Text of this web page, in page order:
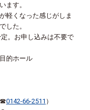
ます。
軽くなった感じがしま
した。
。お申し込みは不要で
的ホール
☎0142-66-2511 ）